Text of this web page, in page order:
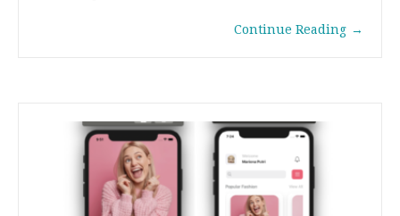
Continue Reading →